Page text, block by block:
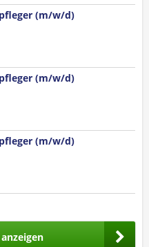
(m/w/d)
(m/w/d)
(m/w/d)